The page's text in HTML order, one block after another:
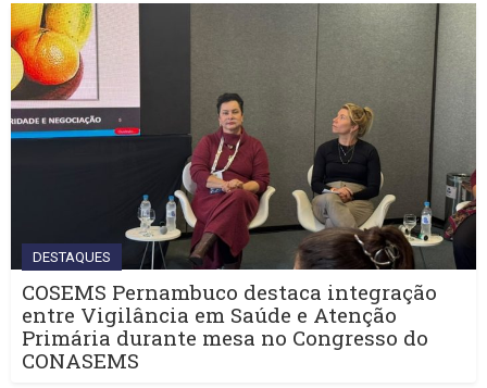
DESTAQUES
COSEMS Pernambuco destaca integração
entre Vigilância em Saúde e Atenção
Primária durante mesa no Congresso do
CONASEMS